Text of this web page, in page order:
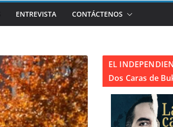
ENTREVISTA CONTÁCTENOS
EL
Dos Caras de